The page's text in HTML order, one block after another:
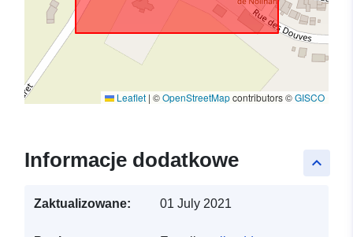
Leaflet | ©OpenStreetMapcontributors ©GISCO
keyboard_arrow_up
Informacje dodatkowe
Zaktualizowane: 01 July 2021